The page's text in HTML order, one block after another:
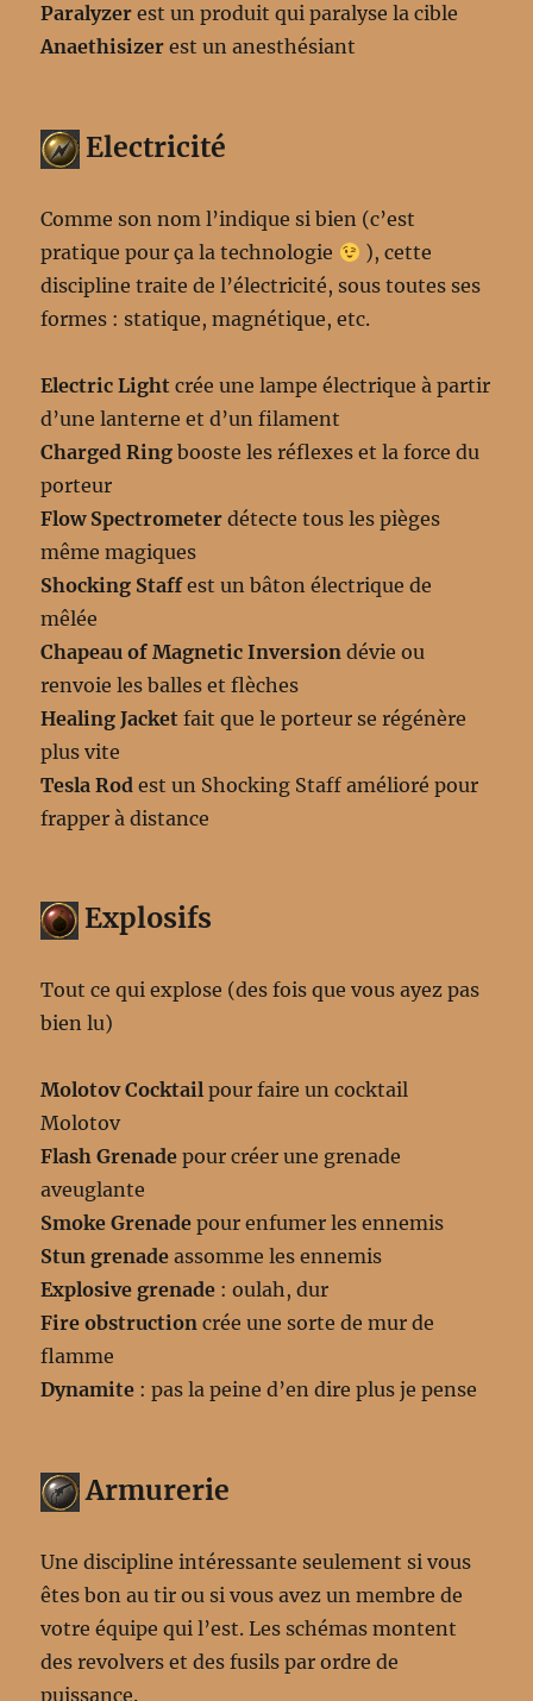
Paralyzer est un produit qui paralyse la cible
Anaethisizer est un anesthésiant
Electricité
Comme son nom l’indique si bien (c’est
pratique pour ça la technologie
), cette
discipline traite de l’électricité, sous toutes ses
formes : statique, magnétique, etc.
Electric Light crée une lampe électrique à partir
d’une lanterne et d’un filament
Charged Ring booste les réflexes et la force du
porteur
Flow Spectrometerdétecte tous les pièges
même magiques
Shocking Staffest un bâton électrique de
mêlée
Chapeau of Magnetic Inversion dévie ou
renvoie les balles et flèches
Healing Jacket fait que le porteur se régénère
plus vite
Tesla Rod est un Shocking Staff amélioré pour
frapper à distance
Explosifs
Tout ce qui explose (des fois que vous ayez pas
bien lu)
Molotov Cocktail pour faire un cocktail
Molotov
Flash Grenade pour créer une grenade
aveuglante
Smoke Grenade pour enfumer les ennemis
Stun grenade assomme les ennemis
Explosive grenade : oulah, dur
Fire obstruction crée une sorte de mur de
flamme
Dynamite : pas la peine d’en dire plus je pense
Armurerie
Une discipline intéressante seulement si vous
êtes bon au tir ou si vous avez un membre de
votre équipe qui l’est. Les schémas montent
des revolvers et des fusils par ordre de
puissance.